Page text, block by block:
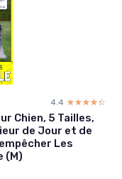
4.4 ☆☆☆☆☆
★★★★★
Chien, 5 Tailles,
de Jour et de
Les
(M)